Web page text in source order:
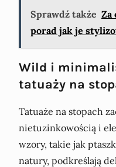
Sprawdź także Za
porad jak je
Wild i
tatuaży na
Tatuaże na stopach
nietuzinkowością i
wzory, takie jak
natury, podkreślają